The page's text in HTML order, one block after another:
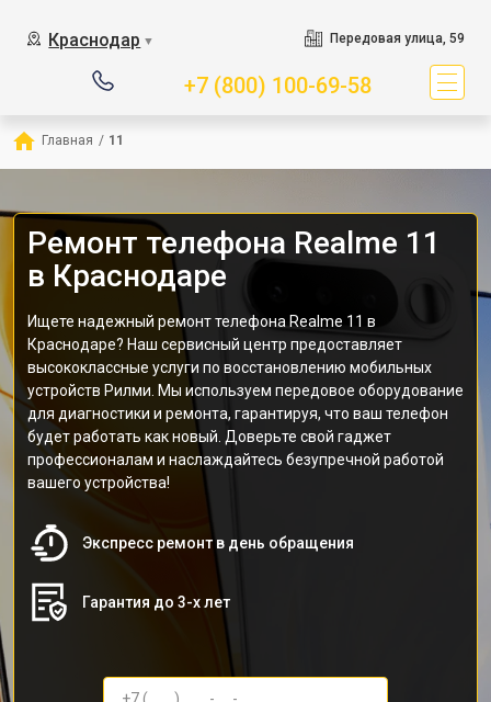
Краснодар ▼ Передовая улица, 59
+7 (800) 100-69-58
Главная / 11
Ремонт телефона Realme 11
в Краснодаре
Ищете надежный ремонт телефона Realme 11 в
Краснодаре? Наш сервисный центр предоставляет
высококлассные услуги по восстановлению мобильных
устройств Рилми. Мы используем передовое оборудование
для диагностики и ремонта, гарантируя, что ваш телефон
будет работать как новый. Доверьте свой гаджет
профессионалам и наслаждайтесь безупречной работой
вашего устройства!
Экспресс ремонт в день обращения
Гарантия до 3-х лет